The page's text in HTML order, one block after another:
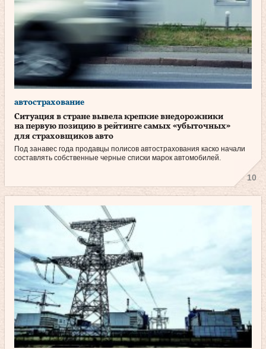
автострахование
Ситуация в стране вывела крепкие внедорожники
на первую позицию в рейтинге самых «убыточных»
для страховщиков авто
Под занавес года продавцы полисов автострахования каско начали
составлять собственные черные списки марок автомобилей.
10